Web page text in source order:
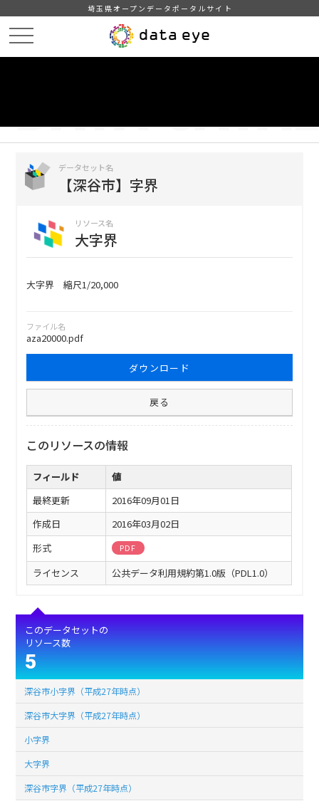
埼玉県オープンデータポータルサイト
DATA
データセット名
【深谷市】字界
リソース名
大字界
大字界 縮尺1/20,000
ファイル名
aza20000.pdf
ダウンロード
戻る
このリソースの情報
フィールド
値
最終更新
2016年09月01日
作成日
2016年03月02日
形式
PDF
ライセンス 公共データ利用規約第1.0版（PDL1.0）
このデータセットの
リソース数
5
深谷市小字界（平成27年時点）
深谷市大字界（平成27年時点）
小字界
大字界
深谷市字界（平成27年時点）